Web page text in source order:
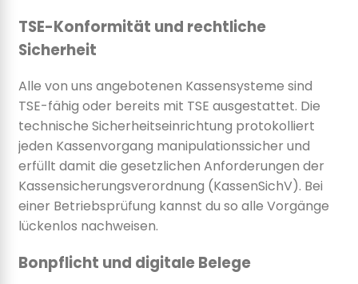
TSE-Konformität und rechtliche
Sicherheit
Alle von uns angebotenen Kassensysteme sind
TSE-fähig oder bereits mit TSE ausgestattet. Die
technische Sicherheitseinrichtung protokolliert
jeden Kassenvorgang manipulationssicher und
erfüllt damit die gesetzlichen Anforderungen der
Kassensicherungsverordnung (KassenSichV). Bei
einer Betriebsprüfung kannst du so alle Vorgänge
lückenlos nachweisen.
Bonpflicht und digitale Belege